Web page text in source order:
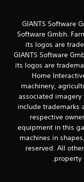
ا
ل
ت
ق
ي
ي
م
ا
© 2018 GIANTS
Software Gmbh.
its logos are
GIANTS Software
its logos are
Home
machinery,
associated
include trademarks
respective
equipment in this
machines in
reserved. All
property